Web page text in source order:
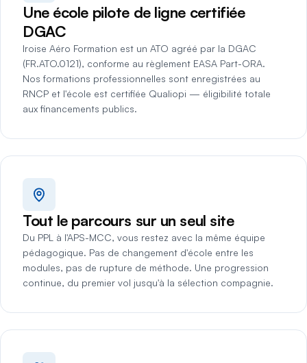
Une école pilote de ligne certifiée
DGAC
Iroise Aéro Formation est un ATO agréé par la DGAC
(FR.ATO.0121), conforme au règlement EASA Part-ORA.
Nos formations professionnelles sont enregistrées au
RNCP et l'école est certifiée Qualiopi — éligibilité totale
aux financements publics.
Tout le parcours sur un seul site
Du PPL à l'APS-MCC, vous restez avec la même équipe
pédagogique. Pas de changement d'école entre les
modules, pas de rupture de méthode. Une progression
continue, du premier vol jusqu'à la sélection compagnie.